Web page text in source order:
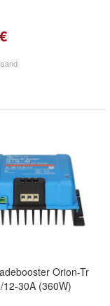
Orion-Tr
12-30A (360W)